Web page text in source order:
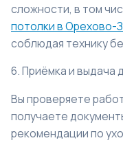
сложности, в том
потолки в Орехово-
соблюдая технику
6. Приёмка и выдача
Вы проверяете
получаете
рекомендации по